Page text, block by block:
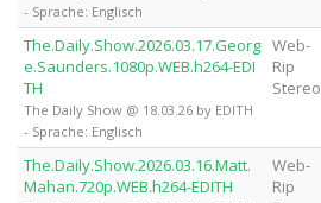
- Sprache: Englisch
The.Daily.Show.2026.03.17.Georg
e.Saunders.1080p.WEB.h264-EDI
TH
The Daily Show @ 18.03.26 by EDITH
- Sprache: Englisch
Web-
Rip
Stereo
The.Daily.Show.2026.03.16.Matt.
Mahan.720p.WEB.h264-EDITH
Web-
Rip